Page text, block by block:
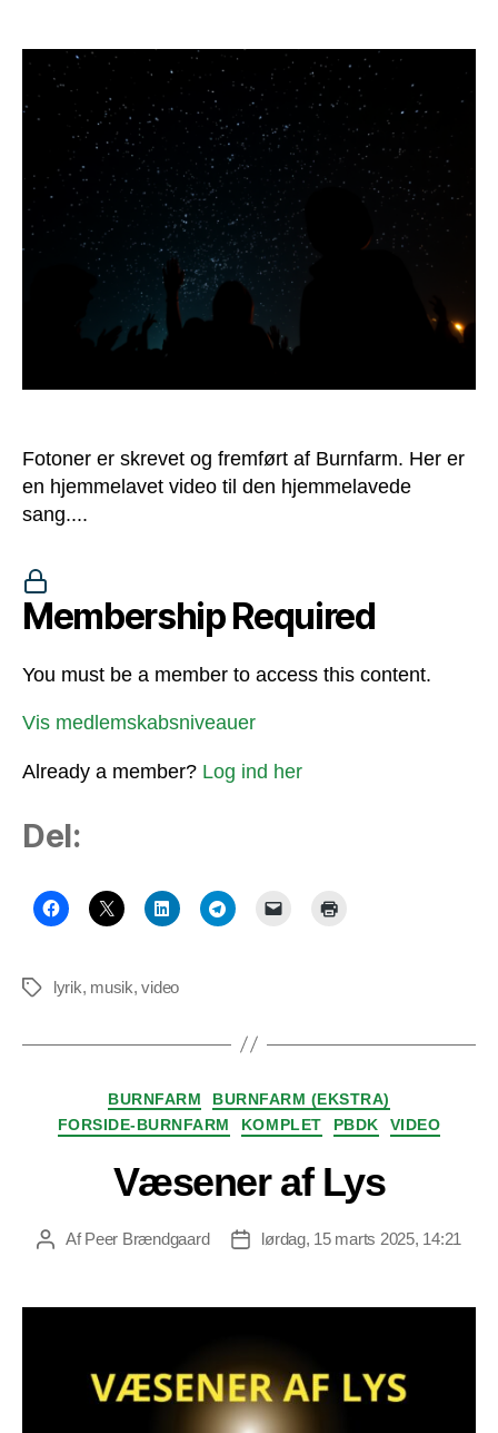
Fotoner er skrevet og fremført af Burnfarm. Her er
en hjemmelavet video til den hjemmelavede
sang....
Membership Required
You must be a member to access this content.
Vis medlemskabsniveauer
Already a member? Log ind her
Del:
Tags lyrik, musik,video
Kategorier
BURNFARM
BURNFARM (EKSTRA)
FORSIDE-BURNFARM
KOMPLET PBDK VIDEO
Væsener af Lys
Indlægsforfatter
AfPeer Brændgaard Indlægsdato
lørdag, 15 marts 2025, 14:21